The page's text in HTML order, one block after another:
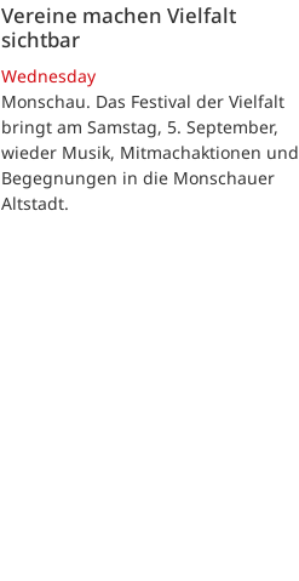
Vereine machen Vielfalt
sichtbar
Wednesday
Monschau. Das Festival der Vielfalt
bringt am Samstag, 5. September,
wieder Musik, Mitmachaktionen und
Begegnungen in die Monschauer
Altstadt.